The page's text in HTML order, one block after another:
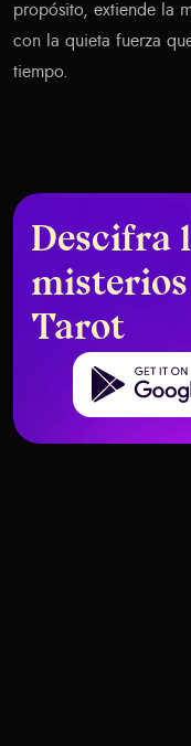
propósito, extiende la
con la quieta fuerza
tiempo.
Descifra
Tarot
Get it on